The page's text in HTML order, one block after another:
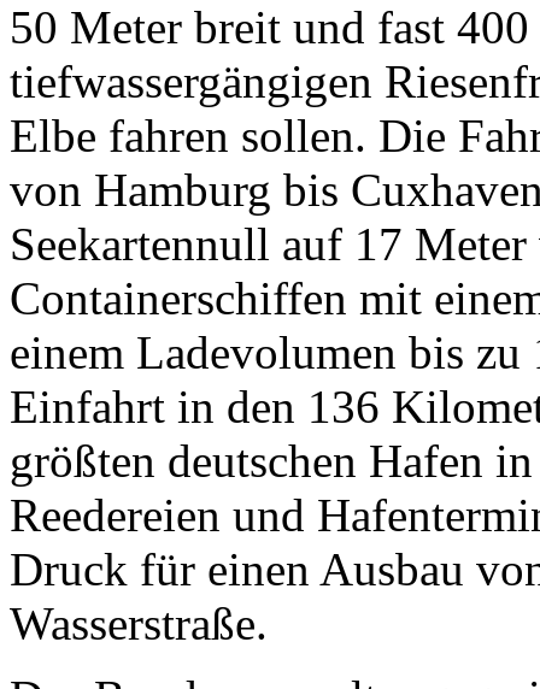
50 Meter breit und fast
tiefwassergängigen
Elbe fahren sollen. Die
von Hamburg bis
Seekartennull auf 17
Containerschiffen mit
einem Ladevolumen bis zu
Einfahrt in den 136
größten deutschen Hafen
Reedereien und
Druck für einen Ausbau
Wasserstraße.